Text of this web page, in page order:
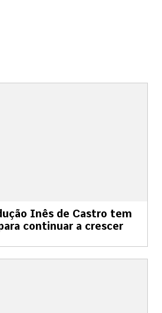
Inês de Castro tem
continuar a crescer